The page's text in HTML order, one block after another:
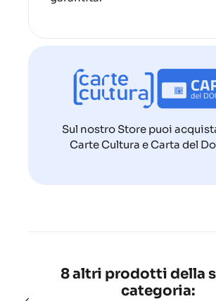
Sul nostro Store puoi
Carte Cultura e Carta del
8 altri prodotti della
categoria: